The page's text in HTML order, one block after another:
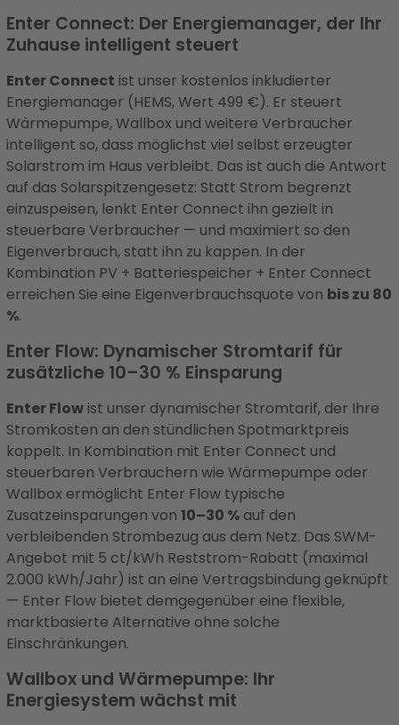
Enter Connect: Der Energiemanager, der Ihr
Zuhause intelligent steuert
Enter Connect ist unser kostenlos inkludierter
Energiemanager (HEMS, Wert 499 €). Er steuert
Wärmepumpe, Wallbox und weitere Verbraucher
intelligent so, dass möglichst viel selbst erzeugter
Solarstrom im Haus verbleibt. Das ist auch die Antwort
auf das Solarspitzengesetz: Statt Strom begrenzt
einzuspeisen, lenkt Enter Connect ihn gezielt in
steuerbare Verbraucher — und maximiert so den
Eigenverbrauch, statt ihn zu kappen. In der
Kombination PV + Batteriespeicher + Enter Connect
erreichen Sie eine Eigenverbrauchsquote von bis zu 80
%.
Enter Flow: Dynamischer Stromtarif für
zusätzliche 10–30 % Einsparung
Enter Flow ist unser dynamischer Stromtarif, der Ihre
Stromkosten an den stündlichen Spotmarktpreis
koppelt. In Kombination mit Enter Connect und
steuerbaren Verbrauchern wie Wärmepumpe oder
Wallbox ermöglicht Enter Flow typische
Zusatzeinsparungen von 10–30 % auf den
verbleibenden Strombezug aus dem Netz. Das SWM-
Angebot mit 5 ct/kWh Reststrom-Rabatt (maximal
2.000 kWh/Jahr) ist an eine Vertragsbindung geknüpft
— Enter Flow bietet demgegenüber eine flexible,
marktbasierte Alternative ohne solche
Einschränkungen.
Wallbox und Wärmepumpe: Ihr
Energiesystem wächst mit